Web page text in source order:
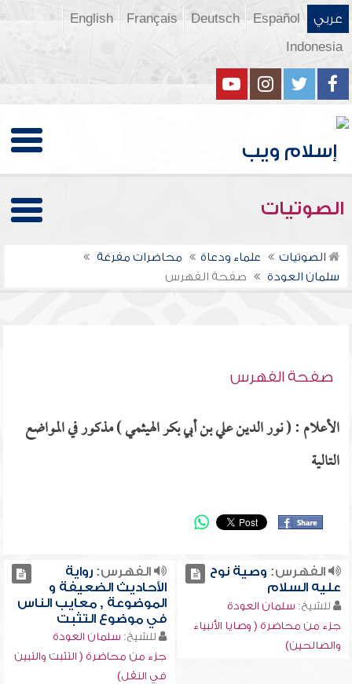
عربي Español
Deutsch
Français
English
Indonesia
الصوتيات
الصوتيات علماء ودعاة
محاضرات مفرغة
سلمان العودة
صفحة الفهرس
صفحة الفهرس
الأعلام : ( نور الدين علي بن أبي بكر الهيثمي ) مذكور في المواضع
التالية
الفهرس: وصية نوح
عليه السلام
للشيخ: سلمان العودة
جزء من محاضرة ( وصايا الأنبياء
والصالحين)
الفهرس:رواية
الأحاديث الضعيفة و
الموضوعة , معايب الناس
في موضوع التثبت
للشيخ: سلمان العودة
جزء من محاضرة ( التثبت والتبين
في النقل)